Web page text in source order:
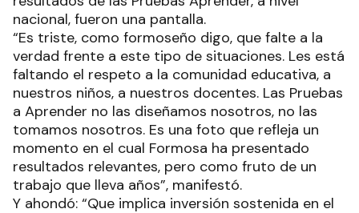
nacional, fueron una pantalla.
“Es triste, como formoseño digo, que falte a la
verdad frente a este tipo de situaciones. Les está
faltando el respeto a la comunidad educativa, a
nuestros niños, a nuestros docentes. Las Pruebas
a Aprender no las diseñamos nosotros, no las
tomamos nosotros. Es una foto que refleja un
momento en el cual Formosa ha presentado
resultados relevantes, pero como fruto de un
trabajo que lleva años”, manifestó.
Y ahondó: “Que implica inversión sostenida en el